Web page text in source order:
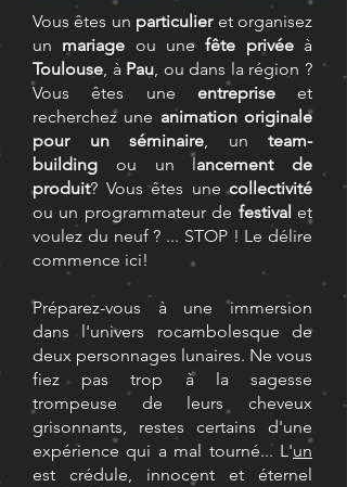
Vous êtes un particulier et organisez
un mariage ou unefête privéeà
Toulouse, à Pau, ou dans la région ?
Vous êtes une entreprise et
recherchez une animation originale
pour un séminaire, un team-
building ou un lancement de
produit? Vous êtes unecollectivité
ou un programmateur de festival et
voulez du neuf ? ... STOP ! Le délire
commence ici!
Préparez-vous à une immersion
dans l'univers rocambolesque de
deux personnages lunaires. Ne vous
fiez pas trop à la sagesse
trompeuse de leurs cheveux
grisonnants, restes certains d'une
expérience qui a mal tourné... L'un
est crédule, innocent et éternel